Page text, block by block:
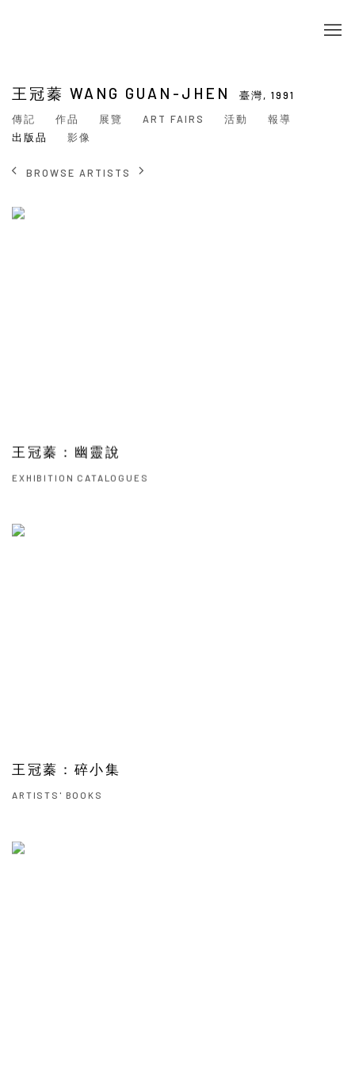
王冠蓁 WANG GUAN-JHEN 臺灣, 1991
傳記
作品 展覽 ART FAIRS 活動
報導
出版品
影像
BROWSE ARTISTS
王冠蓁：幽靈說
EXHIBITION CATALOGUES
王冠蓁：碎小集
ARTISTS' BOOKS